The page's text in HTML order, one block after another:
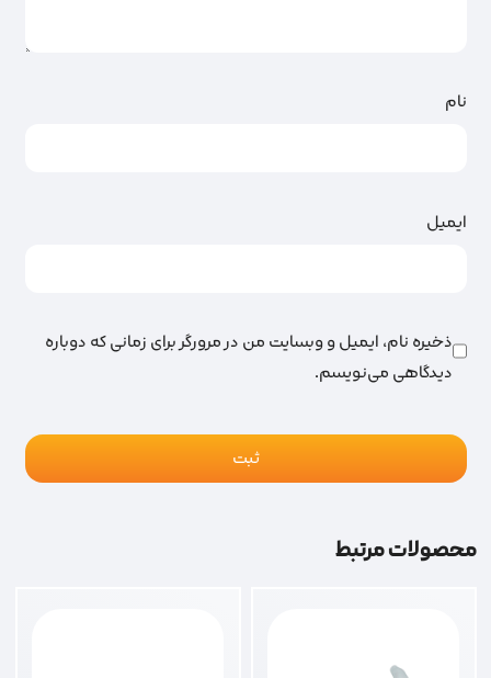
نام
ایمیل
ذخیره نام، ایمیل و وبسایت من در مرورگر برای زمانی که دوباره
دیدگاهی می‌نویسم.
محصولات مرتبط